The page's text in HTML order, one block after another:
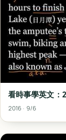
看時事學英文：
2016 · 9/6